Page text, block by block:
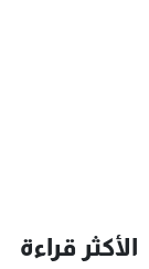
الأكثر قراءة
البرامج